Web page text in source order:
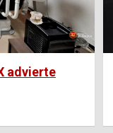
advierte